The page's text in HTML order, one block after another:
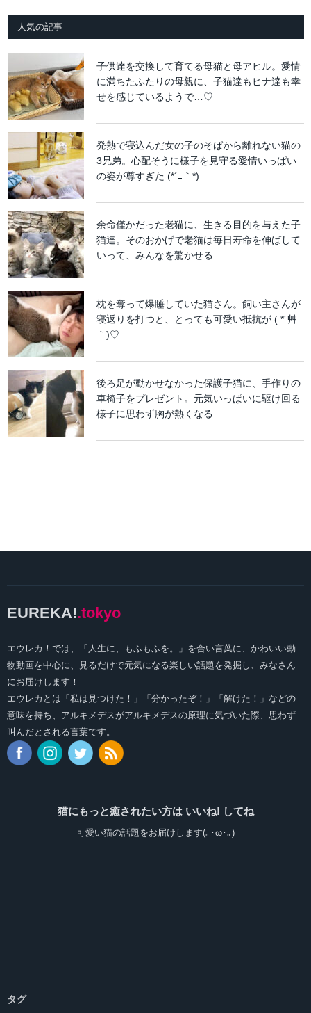
人気の記事
子供達を交換して育てる母猫と母アヒル。愛情
に満ちたふたりの母親に、子猫達もヒナ達も幸
せを感じているようで…♡
発熱で寝込んだ女の子のそばから離れない猫の
3兄弟。心配そうに様子を見守る愛情いっぱい
の姿が尊すぎた (*´ｪ｀*)
余命僅かだった老猫に、生きる目的を与えた子
猫達。そのおかげで老猫は毎日寿命を伸ばして
いって、みんなを驚かせる
枕を奪って爆睡していた猫さん。飼い主さんが
寝返りを打つと、とっても可愛い抵抗が ( *´艸
｀)♡
後ろ足が動かせなかった保護子猫に、手作りの
車椅子をプレゼント。元気いっぱいに駆け回る
様子に思わず胸が熱くなる
EUREKA!.tokyo
エウレカ！では、「人生に、もふもふを。」を合い言葉に、かわいい動
物動画を中心に、見るだけで元気になる楽しい話題を発掘し、みなさん
にお届けします！
エウレカとは「私は見つけた！」「分かったぞ！」「解けた！」などの
意味を持ち、アルキメデスがアルキメデスの原理に気づいた際、思わず
叫んだとされる言葉です。
猫にもっと癒されたい方は いいね! してね
可愛い猫の話題をお届けします(｡･ω･｡)
タグ